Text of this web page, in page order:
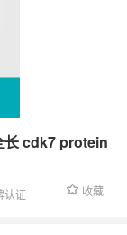
长 cdk7 protein
认证 收藏